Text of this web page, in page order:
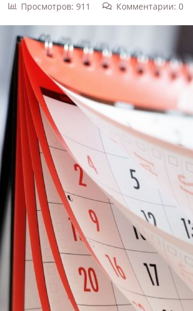
Просмотров: 911 Комментарии: 0